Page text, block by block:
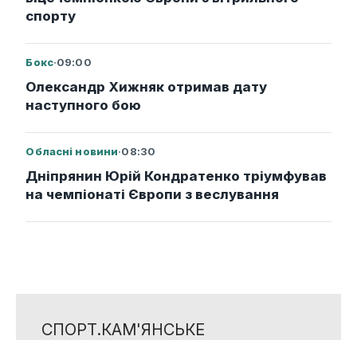
спорту
Бокс·09:00
Олександр Хижняк отримав дату
наступного бою
Обласні новини·08:30
Дніпрянин Юрій Кондратенко тріумфував
на чемпіонаті Європи з веслування
СПОРТ.КАМ'ЯНСЬКЕ